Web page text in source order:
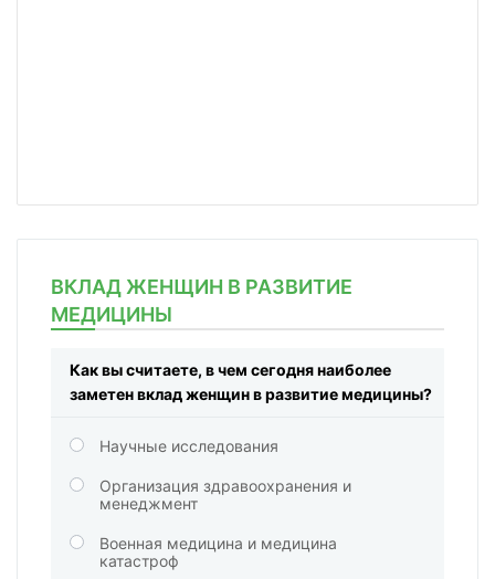
ВКЛАД ЖЕНЩИН В РАЗВИТИЕ
МЕДИЦИНЫ
Как вы считаете, в чем сегодня наиболее
заметен вклад женщин в развитие медицины?
Научные исследования
Организация здравоохранения и
менеджмент
Военная медицина и медицина
катастроф